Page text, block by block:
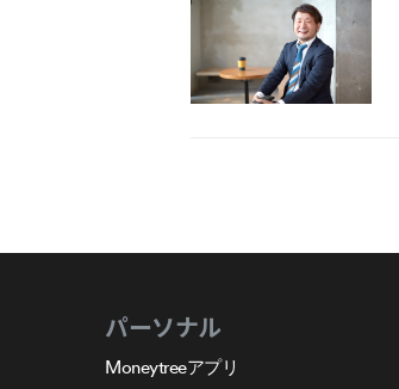
パーソナル
Moneytreeアプリ